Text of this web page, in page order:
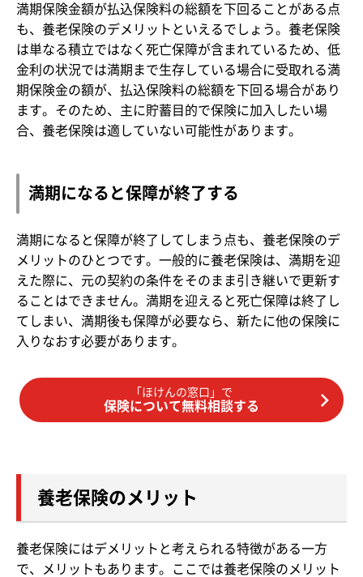
満期保険金額が払込保険料の総額を下回ることがある点
も、養老保険のデメリットといえるでしょう。養老保険
は単なる積立ではなく死亡保障が含まれているため、低
金利の状況では満期まで生存している場合に受取れる満
期保険金の額が、払込保険料の総額を下回る場合があり
ます。そのため、主に貯蓄目的で保険に加入したい場
合、養老保険は適していない可能性があります。
満期になると保障が終了する
満期になると保障が終了してしまう点も、養老保険のデ
メリットのひとつです。一般的に養老保険は、満期を迎
えた際に、元の契約の条件をそのまま引き継いで更新す
ることはできません。満期を迎えると死亡保障は終了し
てしまい、満期後も保障が必要なら、新たに他の保険に
入りなおす必要があります。
「ほけんの窓口」で
保険について無料相談する
養老保険のメリット
養老保険にはデメリットと考えられる特徴がある一方
で、メリットもあります。ここでは養老保険のメリット